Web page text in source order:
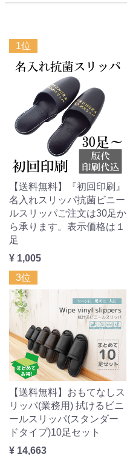
1位
【送料無料】『初回印刷』
名入れスリッパ抗菌ビニー
ルスリッパご注文は30足か
ら承ります。表示価格は１
足
¥ 1,005
3位
【送料無料】おもてなしス
リッパ(業務用) 拭けるビニ
ールスリッパ(スタンダー
ドタイプ)10足セット
¥ 14,663